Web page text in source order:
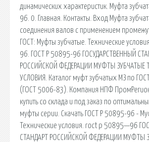
динамических характеристик. Муфта
96. 0. Главная. Контакты. Вход Муфта
соединения валов с применением
ГОСТ: Муфты зубчатые. Технические
96. ГОСТ Р 50895-96 ГОСУДАРСТВЕННЫЙ
РОССИЙСКОЙ ФЕДЕРАЦИИ МУФТЫ ЗУБЧАТЫЕ
УСЛОВИЯ. Каталог муфт зубчатых МЗ по
(ГОСТ 5006-83). Компания НПФ
купить со склада и под заказ по
муфты серии. Скачать ГОСТ Р 50895-96 -
Технические условия. roct p 50895—96
СТАНДАРТ РОССИЙСКОЙ ФЕДЕРАЦИИ МУФТЫ